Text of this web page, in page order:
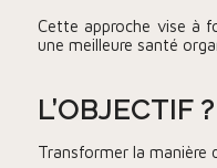
Cette approche vise à
une meilleure santé
L’OBJECTIF ?
Transformer la manière